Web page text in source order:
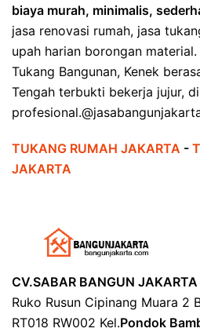
biaya murah, minimalis,
jasa renovasi rumah, jasa
upah harian borongan
Tukang Bangunan, Kenek
Tengah terbukti bekerja jujur,
TUKANG RUMAH JAKARTA -
JAKARTA
CV.SABAR BANGUN JAKARTA
Ruko Rusun Cipinang Muara 2
RT018 RW002 Kel.Pondok